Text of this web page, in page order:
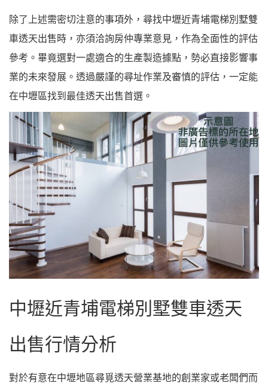
除了上述需密切注意的事項外，尋找中壢近青埔電梯別墅雙
車透天出售時，亦須洽詢房仲專業意見，作為全面性的評估
參考。畢竟選對一處適合的生產製造據點，勢必直接影響事
業的未來發展。透過嚴謹的尋址作業及審慎的評估，一定能
在中壢區找到最佳透天出售首選。
中壢近青埔電梯別墅雙車透天
出售行情分析
對於有意在中壢地區尋覓透天營業基地的創業家或老闆們而